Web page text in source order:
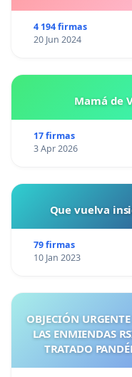
4 194 firmas
20 Jun 2024
Mamá de
17 firmas
3 Apr 2026
Que vuelva
79 firmas
10 Jan 2023
OBJECIÓN
LAS ENMIENDAS
TRATADO